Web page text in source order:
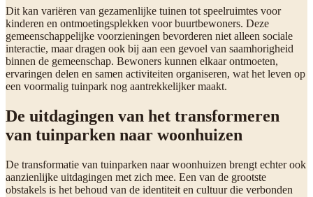
Dit kan variëren van gezamenlijke tuinen tot speelruimtes voor
kinderen en ontmoetingsplekken voor buurtbewoners. Deze
gemeenschappelijke voorzieningen bevorderen niet alleen sociale
interactie, maar dragen ook bij aan een gevoel van saamhorigheid
binnen de gemeenschap. Bewoners kunnen elkaar ontmoeten,
ervaringen delen en samen activiteiten organiseren, wat het leven op
een voormalig tuinpark nog aantrekkelijker maakt.
De uitdagingen van het transformeren
van tuinparken naar woonhuizen
De transformatie van tuinparken naar woonhuizen brengt echter ook
aanzienlijke uitdagingen met zich mee. Een van de grootste
obstakels is het behoud van de identiteit en cultuur die verbonden